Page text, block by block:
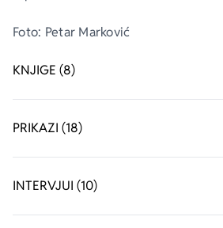
Foto: Petar Marković
KNJIGE (8)
PRIKAZI (18)
INTERVJUI (10)